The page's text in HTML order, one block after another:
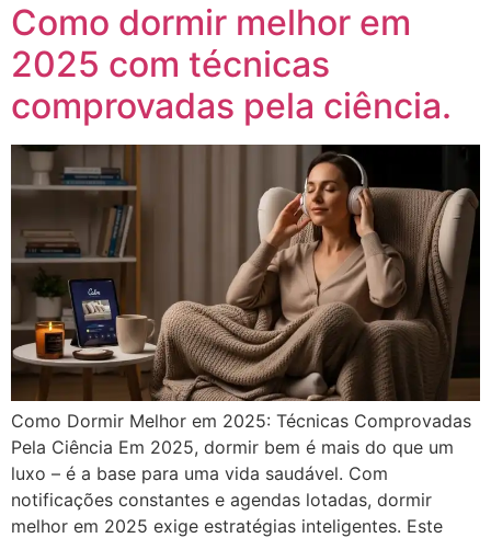
Como dormir melhor em
2025 com técnicas
comprovadas pela ciência.
Como Dormir Melhor em 2025: Técnicas Comprovadas
Pela Ciência Em 2025, dormir bem é mais do que um
luxo – é a base para uma vida saudável. Com
notificações constantes e agendas lotadas, dormir
melhor em 2025 exige estratégias inteligentes. Este